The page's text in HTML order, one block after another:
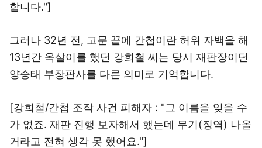
합니다."]
그러나 32년 전, 고문 끝에 간첩이란 허위 자백을 해
13년간 옥살이를 했던 강희철 씨는 당시 재판장이던
양승태 부장판사를 다른 의미로 기억합니다.
[강희철/간첩 조작 사건 피해자 : "그 이름을 잊을 수
가 없죠. 재판 진행 보자해서 했는데 무기(징역) 나올
거라고 전혀 생각 못 했어요."]